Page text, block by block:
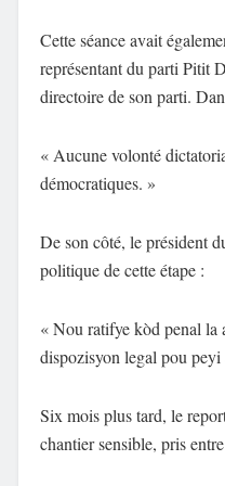
Cette séance avait
représentant du parti Pitit
directoire de son parti.
« Aucune volonté
démocratiques. »
De son côté, le président
politique de cette étape :
« Nou ratifye kòd penal
dispozisyon legal pou peyi
Six mois plus tard, le
chantier sensible, pris